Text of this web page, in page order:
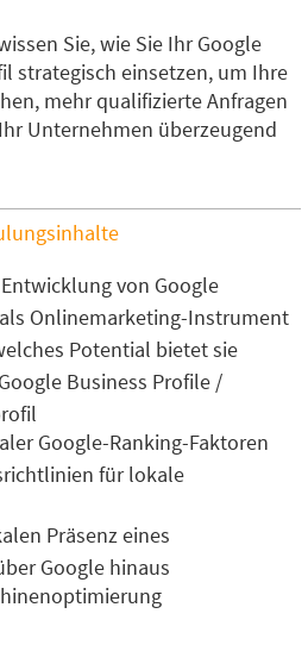
Sie, wie Sie Ihr Google
strategisch einsetzen, um Ihre
mehr qualifizierte Anfragen
Unternehmen überzeugend
von Google
Onlinemarketing-Instrument
Potential bietet sie
Business Profile /
Google-Ranking-Faktoren
für lokale
Präsenz eines
Google hinaus